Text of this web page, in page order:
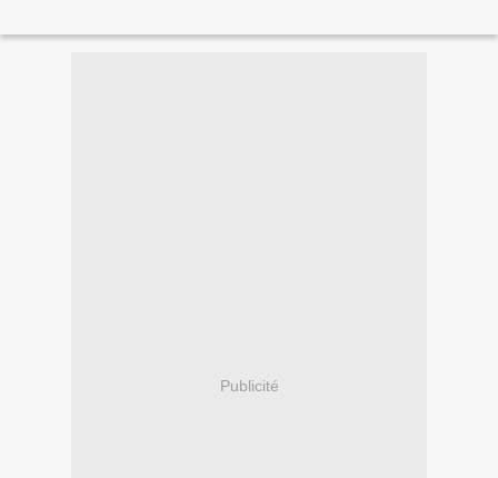
Publicité